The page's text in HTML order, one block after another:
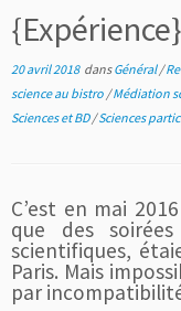
20 avril 2018dansGénéral/
science au bistro /Médiation
Sciences et BD/Sciences
C’est en mai
que des
scientifiques,
Paris. Mais
par